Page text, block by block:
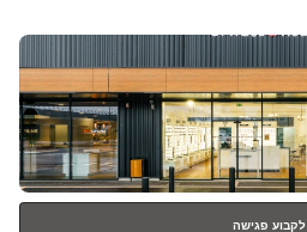
-
-
לקבוע פגישה